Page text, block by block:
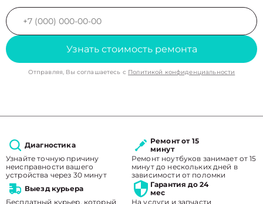
Узнать стоимость ремонта
Отправляя, Вы соглашаетесь с Политикой конфиденциальности
Диагностика
Узнайте точную причину
неисправности вашего
устройства через 30 минут
Ремонт от 15
минут
Ремонт ноутбуков занимает от 15
минут до нескольких дней в
зависимости от поломки
Выезд курьера
Бесплатный курьер, который
Гарантия до 24
мес
На услуги и запчасти